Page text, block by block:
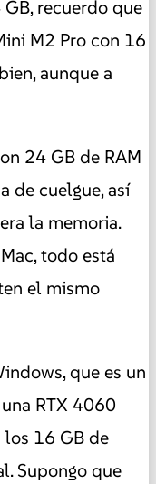
recuerdo que
M2 Pro con 16
aunque a
24 GB de RAM
de cuelgue, así
la memoria.
todo está
el mismo
que es un
RTX 4060
los 16 GB de
Supongo que